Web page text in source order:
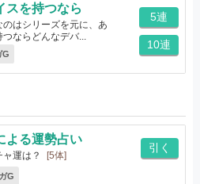
スを持つなら
はシリーズを元に、あ
ならどんなデバ...
G
5連
10連
よる運勢占い
運は？ [5体]
G
引く